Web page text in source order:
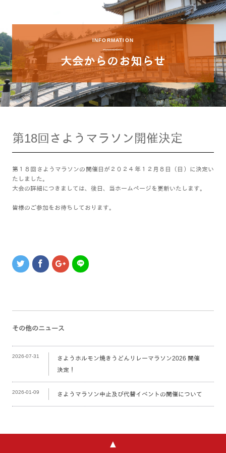
INFORMATION
大会からのお知らせ
第18回さようマラソン開催決定
第１８回さようマラソンの開催日が２０２４年１２月８日（日）に決定い
たしました。
大会の詳細につきましては、後日、当ホームページを更新いたします。
皆様のご参加をお待ちしております。
その他のニュース
2026-07-31
さようホルモン焼きうどんリレーマラソン2026 開催
決定！
2026-01-09 さようマラソン中止及び代替イベントの開催について
▲